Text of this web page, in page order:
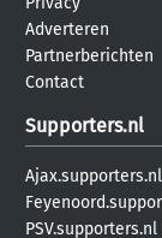
Adverteren
Partnerberichten
Contact
Supporters.nl
Ajax.supporters.nl
PSV.supporters.nl